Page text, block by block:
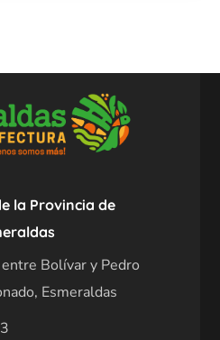
la Provincia de
Bolívar y Pedro
Esmeraldas